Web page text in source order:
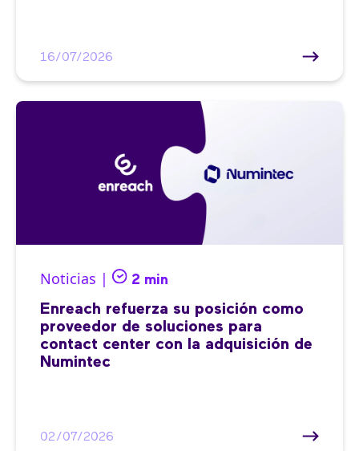
16/07/2026
Noticias | 2 min
Enreach refuerza su posición como
proveedor de soluciones para
contact center con la adquisición de
Numintec
02/07/2026